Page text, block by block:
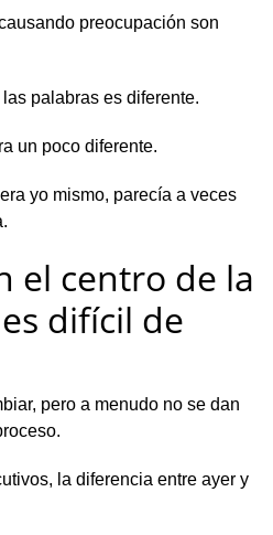
preocupación son
palabras es diferente.
un poco diferente.
yo mismo, parecía a veces
el centro de la
difícil de
pero a menudo no se dan
la diferencia entre ayer y